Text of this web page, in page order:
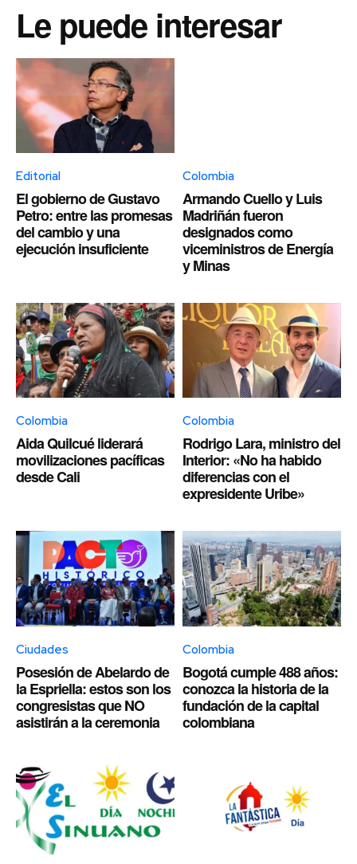
Le puede interesar
Editorial
El gobierno de Gustavo
Petro: entre las promesas
del cambio y una
ejecución insuficiente
Colombia
Armando Cuello y Luis
Madriñán fueron
designados como
viceministros de Energía
y Minas
Colombia
Aida Quilcué liderará
movilizaciones pacíficas
desde Cali
Colombia
Rodrigo Lara, ministro del
Interior: «No ha habido
diferencias con el
expresidente Uribe»
Ciudades
Posesión de Abelardo de
la Espriella: estos son los
congresistas que NO
asistirán a la ceremonia
Colombia
Bogotá cumple 488 años:
conozca la historia de la
fundación de la capital
colombiana